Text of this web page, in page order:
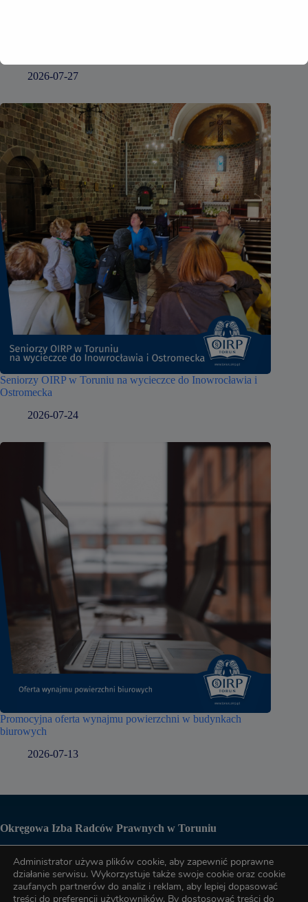
2026-07-27
Seniorzy OIRP w Toruniu na wycieczce do Inowrocławia i
Ostromecka
2026-07-24
Promocyjna oferta wynajmu powierzchni w budynkach
biurowych
2026-07-13
Okręgowa Izba Radców Prawnych w Toruniu
Biuro OIRP
Administrator używa plików cookie, aby zapewnić poprawne
działanie serwisu. Wykorzystuje także swoje cookie oraz cookie
zaufanych partnerów do analiz i reklam, aby lepiej dopasować
treści do preferencji użytkowników. By dostosować treści do